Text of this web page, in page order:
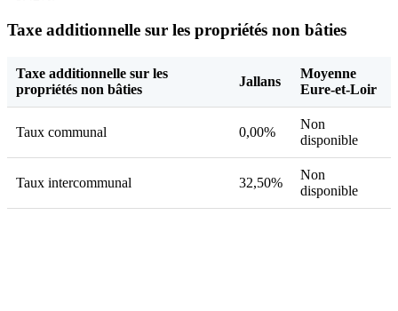
Taxe additionnelle sur les propriétés non bâties
Taxe additionnelle sur les
propriétés non bâties
Jallans
Moyenne
Eure-et-Loir
Taux communal 0,00%
Non
disponible
Taux intercommunal 32,50%
Non
disponible